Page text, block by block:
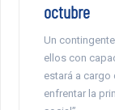
octubre
Un
ellos con
estará a cargo
enfrentar la